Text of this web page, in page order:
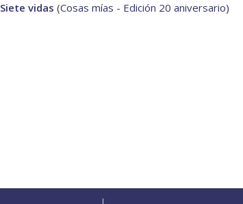
Siete vidas (Cosas mías - Edición 20 aniversario)